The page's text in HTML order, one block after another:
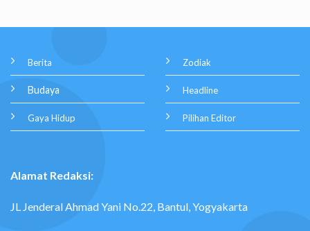
Berita
Budaya
Gaya Hidup
Zodiak
Headline
Pilihan Editor
Alamat Redaksi:
JL Jenderal Ahmad Yani No.22, Bantul, Yogyakarta